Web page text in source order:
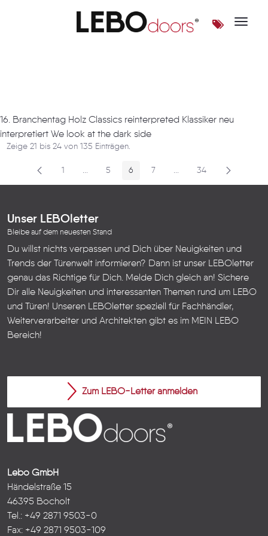
Toggle
16. Branchentag Holz Classics reinterpreted Klassiker neu
interpretiert We look at the dark side
Zeige 21 bis 24 von 135 Einträgen.
Seite
1 ...Zwischenseiten
Seite
5 Seite
6 Seite
7 ...Zwischenseiten
Seite
34
Unser LEBOletter
Bleibe auf dem neuesten Stand
Du willst nichts verpassen und Dich über Neuigkeiten und
Trends der Türenwelt informieren? Dann ist unser LEBOletter
genau das Richtige für Dich. Melde Dich gleich an! Sichere
Dir alle Neuigkeiten und interessanten Themen rund um LEBO
und Türen! Unseren LEBOletter speziell für Fachhändler,
Weiterverarbeiter und Architekten gibt es im MEIN LEBO
Bereich!
Zum LEBO-Letter anmelden
Lebo GmbH
Händelstraße 15
46395 Bocholt
Tel.: +49 2871 9503-0
Fax: +49 2871 9503-109